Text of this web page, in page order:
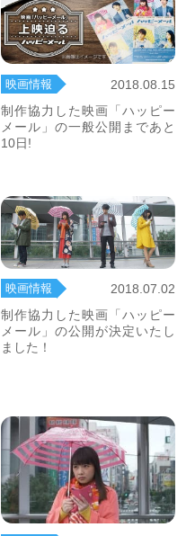
映画情報
2018.08.15
制作協力した映画「ハッピー
メール」の一般公開まであと
10日!
映画情報
2018.07.02
制作協力した映画「ハッピー
メール」の公開が決定いたし
ました！